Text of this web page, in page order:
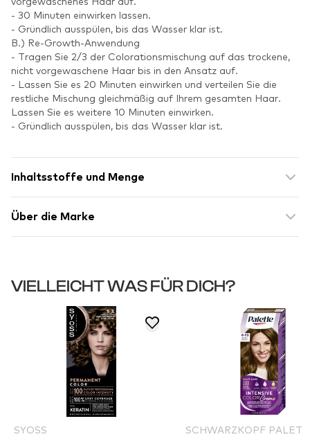
- 30 Minuten einwirken lassen.
- Gründlich ausspülen, bis das Wasser klar ist.
B.) Re-Growth-Anwendung
- Tragen Sie 2/3 der Colorationsmischung auf das trockene,
nicht vorgewaschene Haar bis in den Ansatz auf.
- Lassen Sie es 20 Minuten einwirken und verteilen Sie die
restliche Mischung gleichmäßig auf Ihrem gesamten Haar.
Lassen Sie es weitere 10 Minuten einwirken.
- Gründlich ausspülen, bis das Wasser klar ist.
Inhaltsstoffe und Menge
Über die Marke
VIELLEICHT WAS FÜR DICH?
SYOSS SCHWARZKOPF